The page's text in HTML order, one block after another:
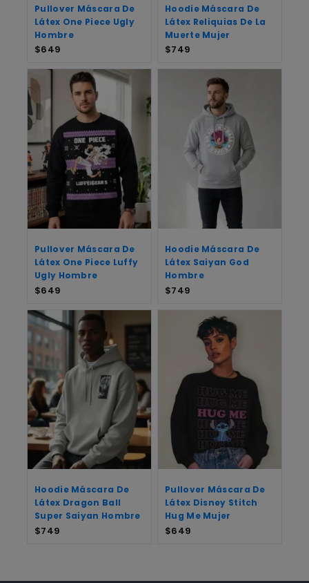
Pullover Máscara De
Látex One Piece Ugly
Hombre
$649
Hoodie Máscara De
Látex Reliquias De La
Muerte Mujer
$749
Pullover Máscara De
Látex One Piece Luffy
Ugly Hombre
$649
Hoodie Máscara De
Látex Saiyan God
Hombre
$749
Hoodie Máscara De
Látex Dragon Ball
Super Saiyan Hombre
$749
Pullover Máscara De
Látex Disney Stitch
Hug Me Mujer
$649